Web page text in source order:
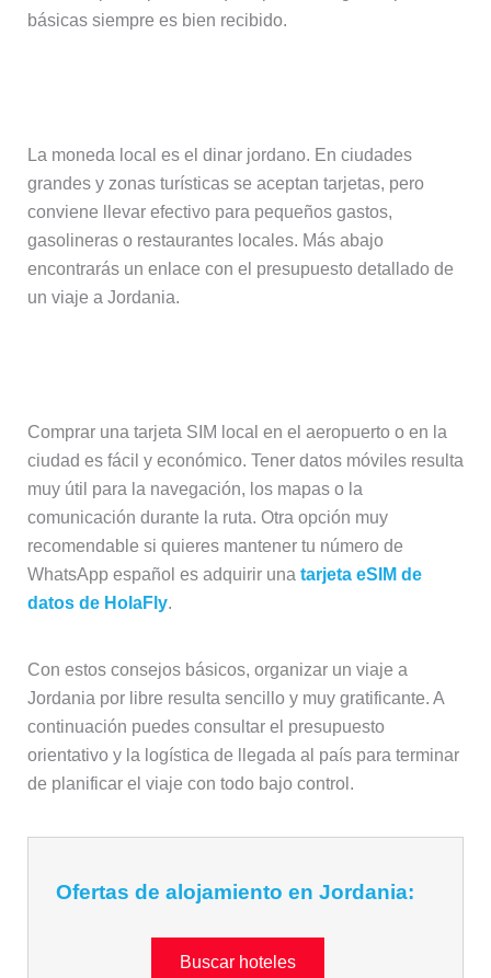
básicas siempre es bien recibido.
La moneda local es el dinar jordano. En ciudades
grandes y zonas turísticas se aceptan tarjetas, pero
conviene llevar efectivo para pequeños gastos,
gasolineras o restaurantes locales. Más abajo
encontrarás un enlace con el presupuesto detallado de
un viaje a Jordania.
Comprar una tarjeta SIM local en el aeropuerto o en la
ciudad es fácil y económico. Tener datos móviles resulta
muy útil para la navegación, los mapas o la
comunicación durante la ruta. Otra opción muy
recomendable si quieres mantener tu número de
WhatsApp español es adquirir una tarjeta eSIM de
datos de HolaFly.
Con estos consejos básicos, organizar un viaje a
Jordania por libre resulta sencillo y muy gratificante. A
continuación puedes consultar el presupuesto
orientativo y la logística de llegada al país para terminar
de planificar el viaje con todo bajo control.
Ofertas de alojamiento en Jordania:
Buscar hoteles